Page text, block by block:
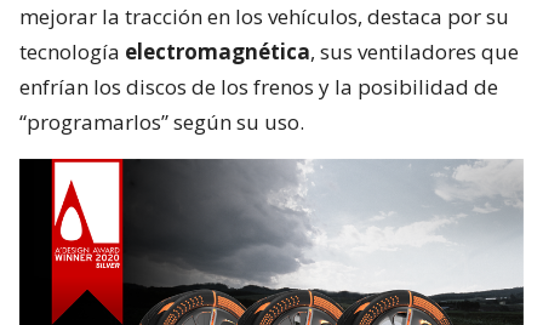
mejorar la tracción en los vehículos, destaca por su
tecnología electromagnética, sus ventiladores que
enfrían los discos de los frenos y la posibilidad de
“programarlos” según su uso.